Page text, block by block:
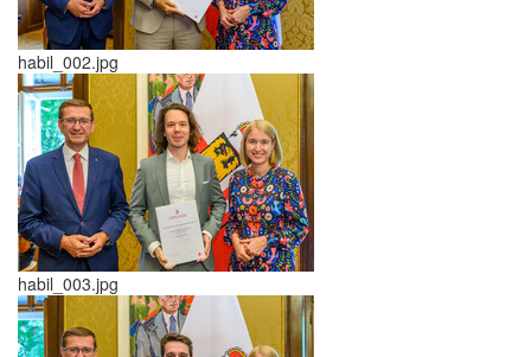
habil_002.jpg
habil_003.jpg